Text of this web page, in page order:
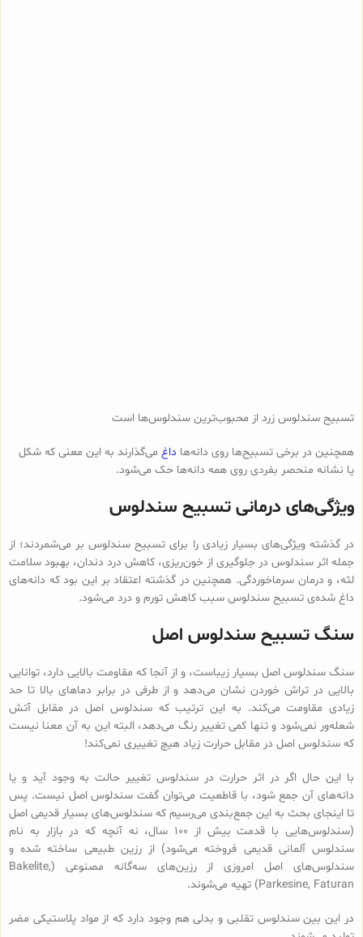
تسبیح سندلوس زرد از محبوب‌ترین سندلوس‌ها است
همچنین در برخی تسبیح‌ها روی دانه‌ها داغ می‌گذارند به این معنی که شکل
یا نشانه منحصر بفردی روی همه دانه‌ها حک می‌شود.
ویژگی‌های درمانی تسبیح سندلوس
در گذشته ویژگی‌های بسیار زیادی را برای تسبیح سندلوس بر می‌شمردند؛ از
جمله اثر سندلوس در جلوگیری از خون‌ریزی، کاهش درد دندان، بهبود سلامت
لثه، و درمان سرماخوردگی. همچنین در گذشته اعتقاد بر این بود که دانه‌های
داغ شده‌ی تسبیح سندلوس سبب کاهش تورم و درد می‌شود.
سنگ تسبیح سندلوس اصل
سنگ سندلوس اصل بسیار زیباست، و از آنجا که مقاومت بالایی دارد، توانایی
بالایی در تراش خوردن نشان می‌دهد و از طرفی در برابر دماهای بالا تا حد
زیادی مقاومت می‌کند. به این ترتیب که سندلوس اصل در مقابل آتش
شعله‌ور نمی‌شود و تنها کمی تغییر رنگ می‌دهد، البته این به آن معنا نیست
که سندلوس اصل در مقابل حرارت زیاد هیچ تغییری نمی‌کند!
با این حال اگر در اثر حرارت در سندلوس تغییر حالت به وجود آید و یا
دانه‌های آن جمع شود، با قاطعیت می‌توان گفت سندلوس اصل نیست. پس
تا اینجای بحث به این جمع‌بندی می‌رسیم که سندلوس‌های بسیار قدیمی اصل
(سندلوس‌هایی با قدمت بیش از 100 سال، نه آنچه که در بازار به نام
سندلوس آلمانی قدیمی فروخته می‌شود) از رزین طبیعی ساخته شده و
سندلوس‌‌های اصل امروزی از رزین‌های سه‌گانه مصنوعی (Bakelite,
Parkesine, Faturan) تهیه می‌شوند.
در این بین سندلوس تقلبی و بدلی هم وجود دارد که از مواد پلاستیکی مضر